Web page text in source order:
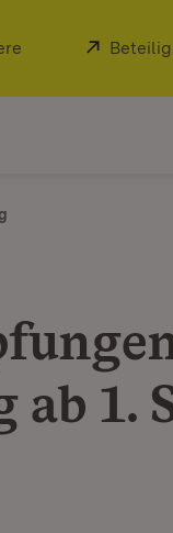
(Öffnet in neuem
Extern:
1.